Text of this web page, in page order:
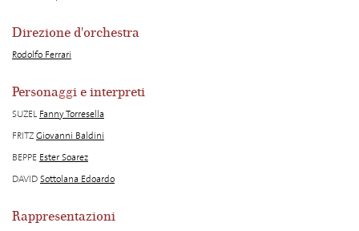
Direzione d'orchestra
Rodolfo Ferrari
Personaggi e interpreti
SUZEL Fanny Torresella
FRITZGiovanni Baldini
BEPPE Ester Soarez
DAVIDSottolana Edoardo
Rappresentazioni